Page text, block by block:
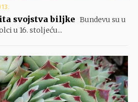
svojstva biljke Bundevu su u
u 16. stoljeću...